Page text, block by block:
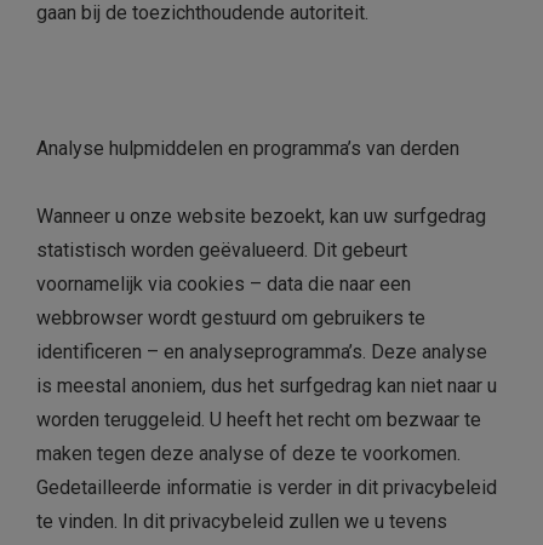
gaan bij de toezichthoudende autoriteit.
Analyse hulpmiddelen en programma’s van derden
Wanneer u onze website bezoekt, kan uw surfgedrag
statistisch worden geëvalueerd. Dit gebeurt
voornamelijk via cookies – data die naar een
webbrowser wordt gestuurd om gebruikers te
identificeren – en analyseprogramma’s. Deze analyse
is meestal anoniem, dus het surfgedrag kan niet naar u
worden teruggeleid. U heeft het recht om bezwaar te
maken tegen deze analyse of deze te voorkomen.
Gedetailleerde informatie is verder in dit privacybeleid
te vinden. In dit privacybeleid zullen we u tevens